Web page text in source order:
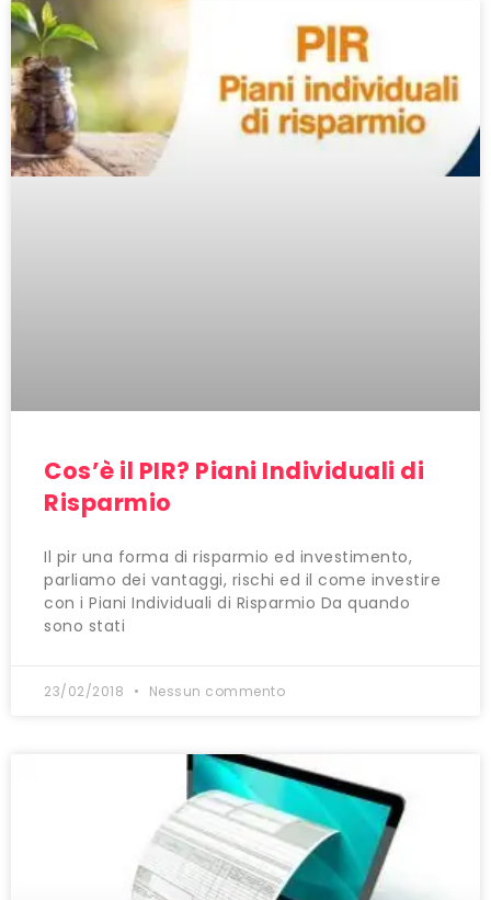
Cos’è il PIR? Piani Individuali di
Risparmio
Il pir una forma di risparmio ed investimento,
parliamo dei vantaggi, rischi ed il come investire
con i Piani Individuali di Risparmio Da quando
sono stati
23/02/2018 Nessun commento